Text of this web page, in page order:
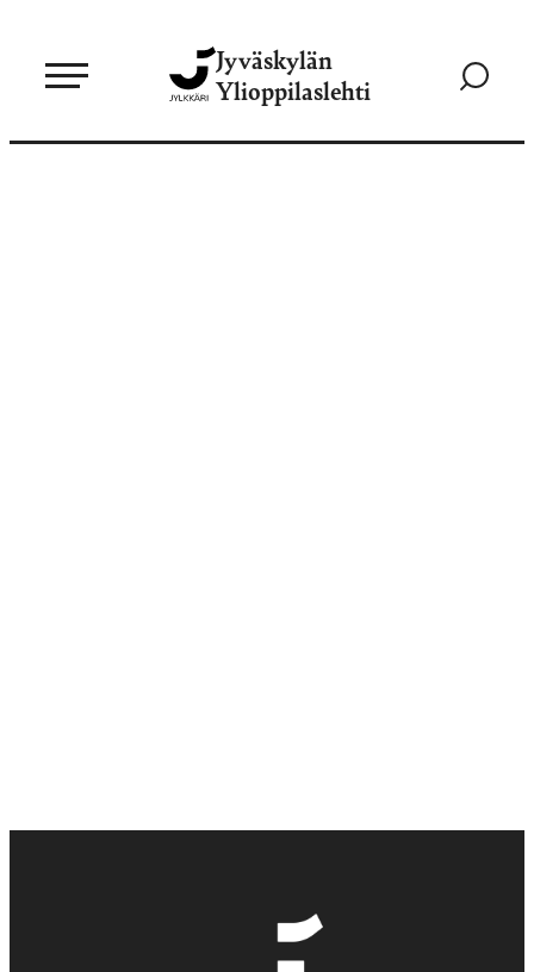
sisältöön
Jyväskylän
Ylioppilaslehti
Siirry